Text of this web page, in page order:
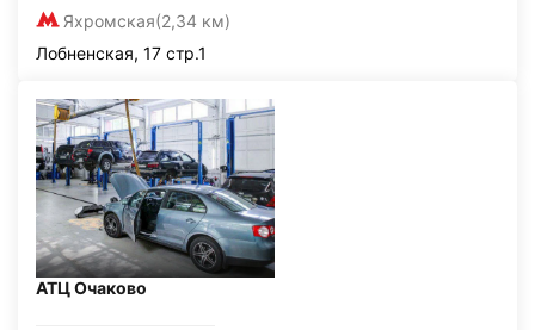
Яхромская(2,34 км)
Лобненская, 17 стр.1
АТЦ Очаково